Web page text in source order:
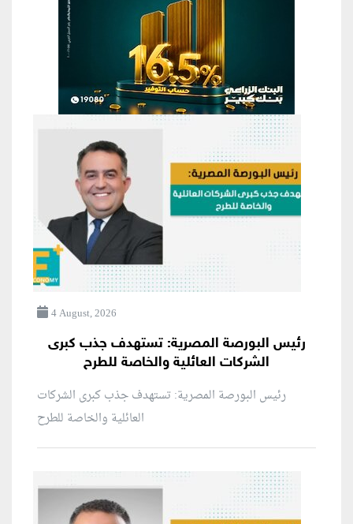
4 August, 2026
رئيس البورصة المصرية: تستهدف جذب كبرى
الشركات العائلية والخاصة للطرح
رئيس البورصة المصرية: تستهدف جذب كبرى الشركات
العائلية والخاصة للطرح